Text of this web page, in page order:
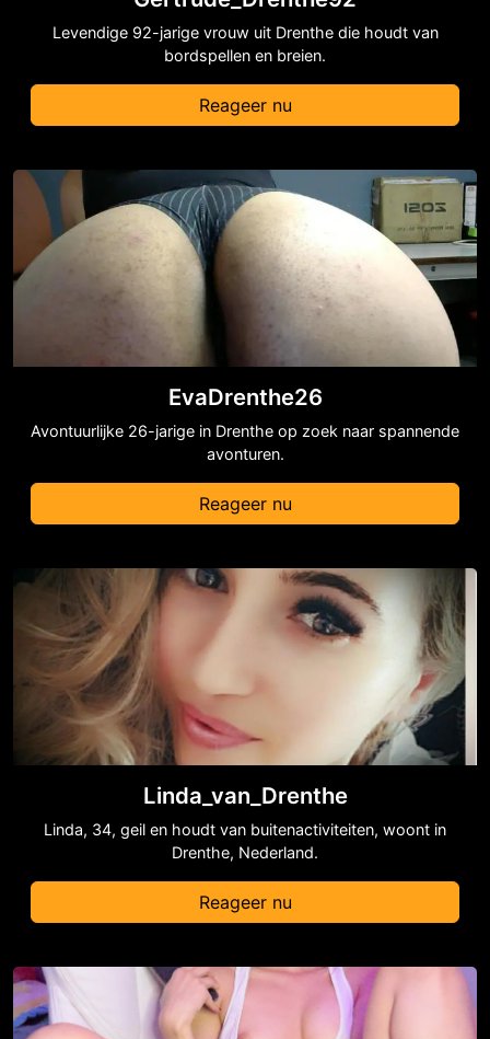
Levendige 92-jarige vrouw uit Drenthe die houdt van
bordspellen en breien.
Reageer nu
EvaDrenthe26
Avontuurlijke 26-jarige in Drenthe op zoek naar spannende
avonturen.
Reageer nu
Linda_van_Drenthe
Linda, 34, geil en houdt van buitenactiviteiten, woont in
Drenthe, Nederland.
Reageer nu